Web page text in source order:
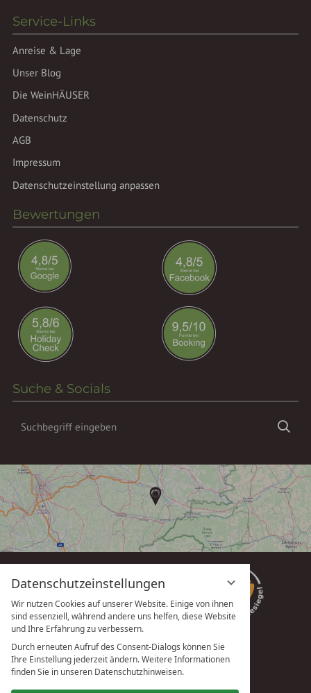
Datenschutzeinstellungen
Wir nutzen Cookies auf unserer Website. Einige von ihnen
sind essenziell, während andere uns helfen, diese Website
und Ihre Erfahrung zu verbessern.
Durch erneuten Aufruf des Consent-Dialogs können Sie
Ihre Einstellung jederzeit ändern. Weitere Informationen
finden Sie in unseren Datenschutzhinweisen.
Service-Links
Anreise & Lage
Unser Blog
Die WeinHÄUSER
Datenschutz
AGB
Impressum
Datenschutzeinstellung anpassen
Bewertungen
Suche & Socials
Suchbegriff
vioma GmbH